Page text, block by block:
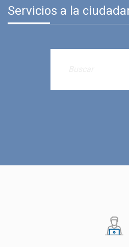
Servicios a la